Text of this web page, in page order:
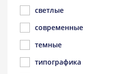
светлые
современные
темные
типографика